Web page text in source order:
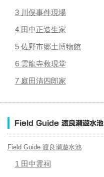
3 川俣事件現場
4 田中正造生家
5 佐野市郷土博物館
6 雲龍寺救現堂
7 庭田清四郎家
Field Guide 渡良瀬遊水池
Field Guide 渡良瀬遊水池
1 田中霊祠